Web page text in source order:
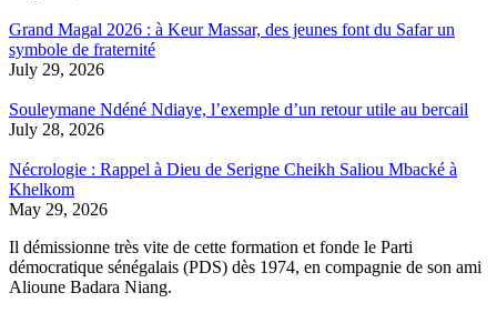
Grand Magal 2026 : à Keur Massar, des jeunes font du Safar un
symbole de fraternité
July 29, 2026
Souleymane Ndéné Ndiaye, l’exemple d’un retour utile au bercail
July 28, 2026
Nécrologie : Rappel à Dieu de Serigne Cheikh Saliou Mbacké à
Khelkom
May 29, 2026
Il démissionne très vite de cette formation et fonde le Parti
démocratique sénégalais (PDS) dès 1974, en compagnie de son ami
Alioune Badara Niang.